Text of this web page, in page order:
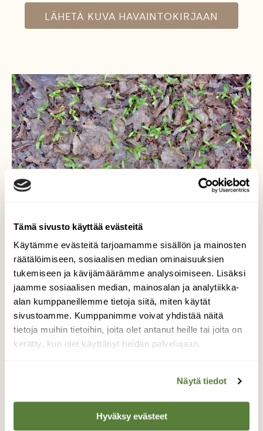
Tämä sivusto käyttää evästeitä
Käytämme evästeitä tarjoamamme sisällön ja mainosten
räätälöimiseen, sosiaalisen median ominaisuuksien
tukemiseen ja kävijämäärämme analysoimiseen. Lisäksi
jaamme sosiaalisen median, mainosalan ja analytiikka-
alan kumppaneillemme tietoja siitä, miten käytät
sivustoamme. Kumppanimme voivat yhdistää näitä
tietoja muihin tietoihin, joita olet antanut heille tai joita on
kerätty, kun olet käyttänyt heidän palvelujaan.
Näytä tiedot
Hyväksy evästeet
LÄHETÄ KUVA HAVAINTOKIRJAAN
Siemenet ovat itäneet
Vaahteran taimet alulla. Kilpailu on kovaa.
Tuskin mistään on tulossa isoa puuta.
TAKAISIN LISTAAN